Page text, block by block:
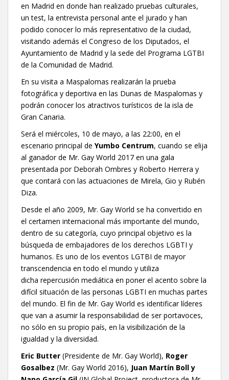
en Madrid en donde han realizado pruebas culturales,
un test, la entrevista personal ante el jurado y han
podido conocer lo más representativo de la ciudad,
visitando además el Congreso de los Diputados, el
Ayuntamiento de Madrid y la sede del Programa LGTBI
de la Comunidad de Madrid.
En su visita a Maspalomas realizarán la prueba
fotográfica y deportiva en las Dunas de Maspalomas y
podrán conocer los atractivos turísticos de la isla de
Gran Canaria.
Será el miércoles, 10 de mayo, a las 22:00, en el
escenario principal de Yumbo Centrum, cuando se elija
al ganador de Mr. Gay World 2017 en una gala
presentada por Deborah Ombres y Roberto Herrera y
que contará con las actuaciones de Mirela, Gio y Rubén
Diza.
Desde el año 2009, Mr. Gay World se ha convertido en
el certamen internacional más importante del mundo,
dentro de su categoría, cuyo principal objetivo es la
búsqueda de embajadores de los derechos LGBTI y
humanos. Es uno de los eventos LGTBI de mayor
transcendencia en todo el mundo y utiliza
dicha repercusión mediática en poner el acento sobre la
difícil situación de las personas LGBTI en muchas partes
del mundo. El fin de Mr. Gay World es identificar líderes
que van a asumir la responsabilidad de ser portavoces,
no sólo en su propio país, en la visibilización de la
igualdad y la diversidad.
Eric Butter (Presidente de Mr. Gay World), Roger
Gosalbez (Mr. Gay World 2016), Juan Martín Boll y